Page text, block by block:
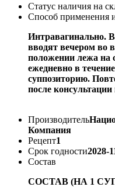
Статус наличия на
Способ применения
Интравагинально.
вводят вечером во
положении лежа на
ежедневно в
суппозиторию.
после консультации
Производитель
Компания
Рецепт1
Срок годности2028-
Состав
СОСТАВ (НА 1